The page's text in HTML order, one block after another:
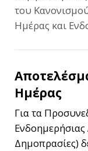
του
Ημέρας και
Ημέρας
Για τα
Δημοπρασίες)